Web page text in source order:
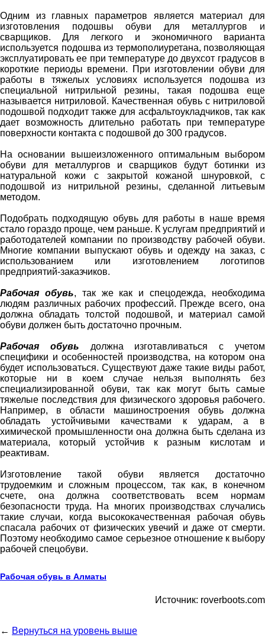
Одним из главных параметров является материал для
изготовления подошвы обуви для металлургов и
сварщиков. Для легкого и экономичного варианта
используется подошва из термополиуретана, позволяющая
эксплуатировать ее при температуре до двухсот градусов в
короткие периоды времени. При изготовлении обуви для
работы в тяжелых условиях используется подошва из
специальной нитрильной резины, такая подошва еще
называется нитриловой. Качественная обувь с нитриловой
подошвой подходит также для асфальтоукладчиков, так как
дает возможность длительно работать при температуре
поверхности контакта с подошвой до 300 градусов.
На основании вышеизложенного оптимальным выбором
обуви для металлургов и сварщиков будут ботинки из
натуральной кожи с закрытой кожаной шнуровкой, с
подошвой из нитрильной резины, сделанной литьевым
методом.
Подобрать подходящую обувь для работы в наше время
стало гораздо проще, чем раньше. К услугам предприятий и
работодателей компании по производству рабочей обуви.
Многие компании выпускают обувь и одежду на заказ, с
использованием или изготовлением логотипов
предприятий-заказчиков.
Рабочая обувь, так же как и спецодежда, необходима
людям различных рабочих профессий. Прежде всего, она
должна обладать толстой подошвой, и материал самой
обуви должен быть достаточно прочным.
Рабочая обувь должна изготавливаться с учетом
специфики и особенностей производства, на котором она
будет использоваться. Существуют даже такие виды работ,
которые ни в коем случае нельзя выполнять без
специализированной обуви, так как могут быть самые
тяжелые последствия для физического здоровья рабочего.
Например, в области машиностроения обувь должна
обладать устойчивыми качествами к ударам, а в
химической промышленности она должна быть сделана из
материала, который устойчив к разным кислотам и
реактивам.
Изготовление такой обуви является достаточно
трудоемким и сложным процессом, так как, в конечном
счете, она должна соответствовать всем нормам
безопасности труда. На многих производствах случались
такие случаи, когда высококачественная рабочая обувь
спасала рабочих от физических увечий и даже от смерти.
Поэтому необходимо самое серьезное отношение к выбору
рабочей спецобуви.
Рабочая обувь в Алматы
Источник: roverboots.com
← Вернуться на уровень выше